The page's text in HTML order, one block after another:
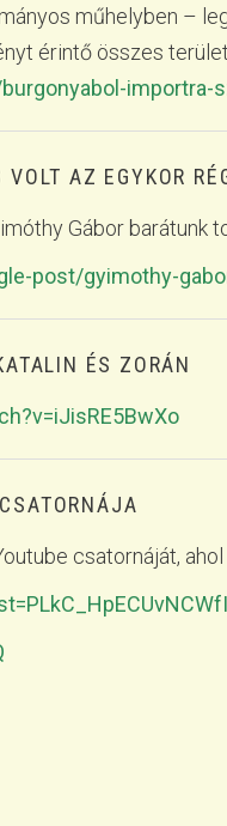
műhelyben –
érintő összes
importra-
AZ EGYKOR
Gábor barátunk
post/gyimothy-
ÉS ZORÁN
csatornáját,